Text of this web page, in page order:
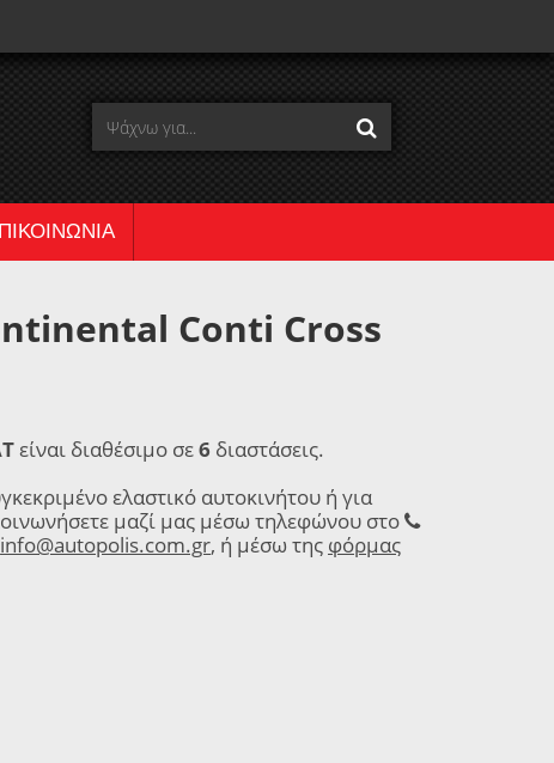
Conti Cross
είναι διαθέσιμο σε6 διαστάσεις.
ελαστικό αυτοκινήτου ή για
μαζί μας μέσω τηλεφώνου στο
info@autopolis.com.gr, ή μέσω της φόρμας